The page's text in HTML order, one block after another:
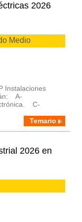
2026
Medio
Instalaciones
A-
C-
Temario
2026 en